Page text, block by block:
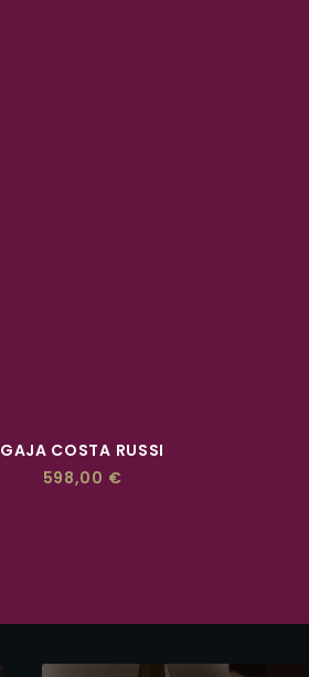
GAJA COSTA RUSSI
598,00 €